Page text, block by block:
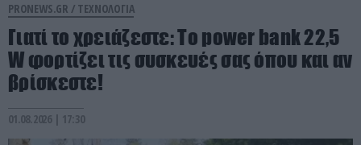
PRONEWS.GR / ΤΕΧΝΟΛΟΓΙΑ
Γιατί το χρειάζεστε: Το power bank 22,5
W φορτίζει τις συσκευές σας όπου και αν
βρίσκεστε!
01.08.2026 | 17:30